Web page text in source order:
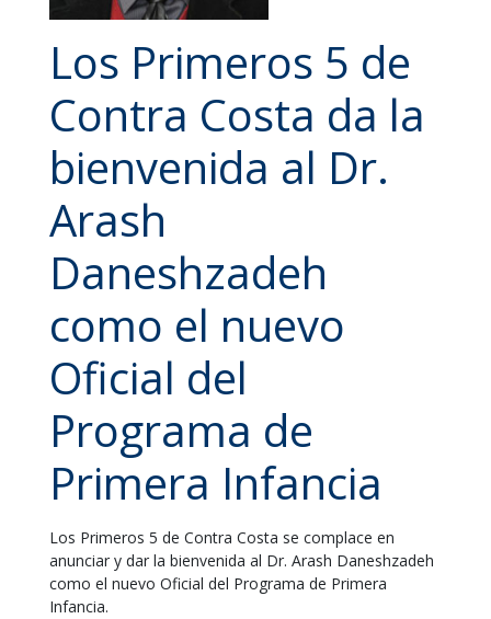
Los Primeros 5 de
Contra Costa da la
bienvenida al Dr.
Arash
Daneshzadeh
como el nuevo
Oficial del
Programa de
Primera Infancia
Los Primeros 5 de Contra Costa se complace en
anunciar y dar la bienvenida al Dr. Arash Daneshzadeh
como el nuevo Oficial del Programa de Primera
Infancia.